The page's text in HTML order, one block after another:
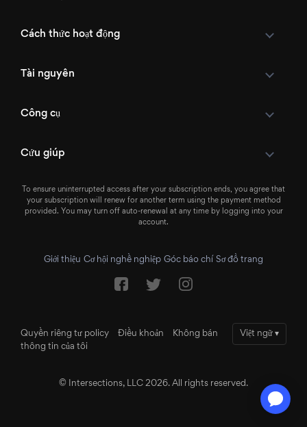
Cách thức hoạt động
Tài nguyên
Công cụ
Cứu giúp
To ensure uninterrupted access after your subscription ends, you agree that
your subscription will renew for another term using the payment method
provided. You may turn off auto-renewal at any time by logging into your
account.
Giới thiệu Cơ hội nghề nghiệp Góc báo chí Sơ đồ trang
Quyền riêng tư policy Điều khoản
Không bán
thông tin của tôi
Việt ngữ ▾
© Intersections, LLC 2026. All rights reserved.